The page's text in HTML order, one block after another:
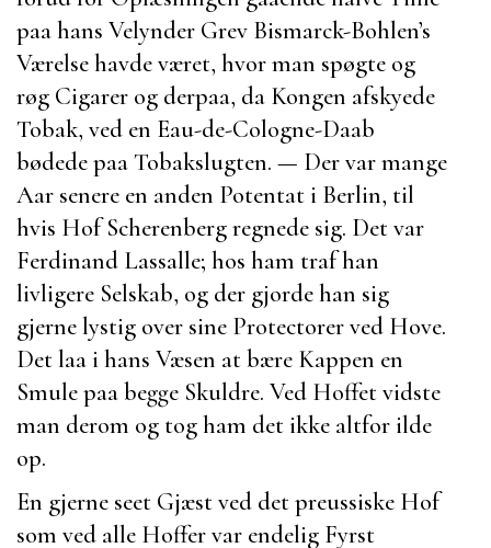
paa hans Velynder Grev Bismarck-Bohlen’s
Værelse havde været, hvor man spøgte og
røg Cigarer og derpaa, da Kongen afskyede
Tobak, ved en Eau-de-Cologne-Daab
bødede paa Tobakslugten. — Der var mange
Aar senere en anden Potentat i Berlin, til
hvis HofScherenbergregnede sig. Det var
Ferdinand Lassalle; hos ham traf han
livligere Selskab, og der gjorde han sig
gjerne lystig over sine Protectorer ved Hove.
Det laa i hans Væsen at bære Kappen en
Smule paa begge Skuldre. Ved Hoffet vidste
man derom og tog ham det ikke altfor ilde
op.
En gjerne seet Gjæst ved det preussiske Hof
som ved alle Hoffer var endelig Fyrst